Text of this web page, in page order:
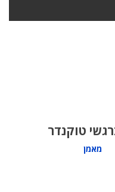
שי טוקנדר
מאמן